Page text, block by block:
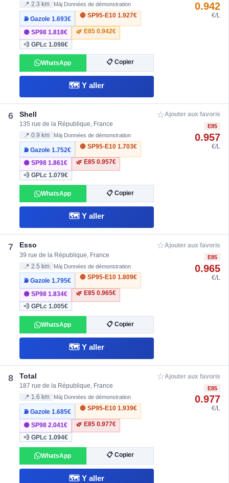
📍 2.3 km Màj Données de démonstration
⛽ Gazole1.693€
🔴 SP95-E10 1.927€
🟣 SP981.818€ 🌿 E85 0.942€
💨 GPLc1.098€
WhatsApp 📋 Copier
🗺️ Y aller
0.942
€/L
6 Shell
135 rue de la République, France
📍 0.9 km Màj Données de démonstration
⛽ Gazole1.752€
🔴 SP95-E10 1.703€
🟣 SP981.861€ 🌿 E85 0.957€
💨 GPLc1.079€
WhatsApp 📋 Copier
🗺️ Y aller
☆Ajouter aux favoris
E85
0.957
€/L
7 Esso
39 rue de la République, France
📍 2.5 km Màj Données de démonstration
⛽ Gazole1.795€
🔴 SP95-E10 1.809€
🟣 SP981.834€ 🌿 E85 0.965€
💨 GPLc1.005€
WhatsApp 📋 Copier
🗺️ Y aller
☆Ajouter aux favoris
E85
0.965
€/L
8 Total
187 rue de la République, France
📍 1.6 km Màj Données de démonstration
⛽ Gazole1.685€
🔴 SP95-E10 1.939€
🟣 SP982.041€ 🌿 E85 0.977€
💨 GPLc1.094€
WhatsApp 📋 Copier
🗺️ Y aller
☆Ajouter aux favoris
E85
0.977
€/L